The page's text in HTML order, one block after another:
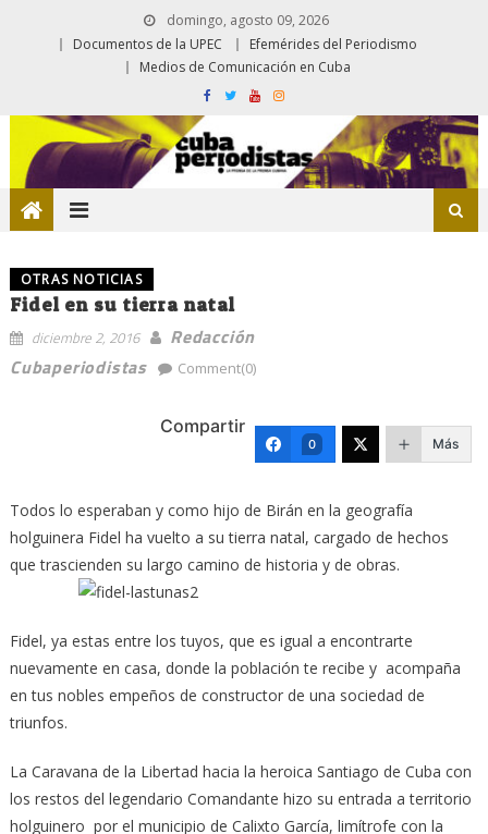
domingo, agosto 09, 2026
Documentos de la UPEC
Efemérides del Periodismo
Medios de Comunicación en Cuba
OTRAS NOTICIAS
Fidel en su tierra natal
diciembre 2, 2016
Redacción
Cubaperiodistas
Comment(0)
Compartir
0 Más
Todos lo esperaban y como hijo de Birán en la geografía
holguinera Fidel ha vuelto a su tierra natal, cargado de hechos
que trascienden su largo camino de historia y de obras.
Fidel, ya estas entre los tuyos, que es igual a encontrarte
nuevamente en casa, donde la población te recibe y acompaña
en tus nobles empeños de constructor de una sociedad de
triunfos.
La Caravana de la Libertad hacia la heroica Santiago de Cuba con
los restos del legendario Comandante hizo su entrada a territorio
holguinero por el municipio de Calixto García, limítrofe con la